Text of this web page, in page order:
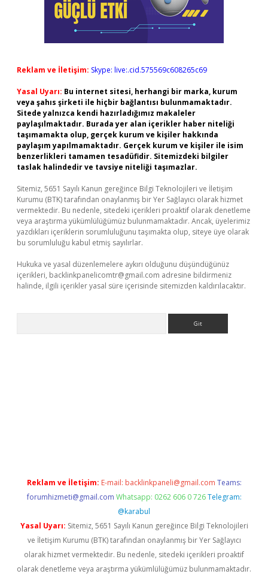
Reklam ve İletişim: Skype: live:.cid.575569c608265c69
Yasal Uyarı: Bu internet sitesi, herhangi bir marka, kurum
veya şahıs şirketi ile hiçbir bağlantısı bulunmamaktadır.
Sitede yalnızca kendi hazırladığımız makaleler
paylaşılmaktadır. Burada yer alan içerikler haber niteliği
taşımamakta olup, gerçek kurum ve kişiler hakkında
paylaşım yapılmamaktadır. Gerçek kurum ve kişiler ile isim
benzerlikleri tamamen tesadüfidir. Sitemizdeki bilgiler
taslak halindedir ve tavsiye niteliği taşımazlar.
Sitemiz, 5651 Sayılı Kanun gereğince Bilgi Teknolojileri ve İletişim
Kurumu (BTK) tarafından onaylanmış bir Yer Sağlayıcı olarak hizmet
vermektedir. Bu nedenle, sitedeki içerikleri proaktif olarak denetleme
veya araştırma yükümlülüğümüz bulunmamaktadır. Ancak, üyelerimiz
yazdıkları içeriklerin sorumluluğunu taşımakta olup, siteye üye olarak
bu sorumluluğu kabul etmiş sayılırlar.
Hukuka ve yasal düzenlemelere aykırı olduğunu düşündüğünüz
içerikleri, backlinkpanelicomtr@gmail.com adresine bildirmeniz
halinde, ilgili içerikler yasal süre içerisinde sitemizden kaldırılacaktır.
Reklam ve İletişim: E-mail: backlinkpaneli@gmail.com Teams:
forumhizmeti@gmail.com Whatsapp: 0262 606 0 726 Telegram:
@karabul
Yasal Uyarı: Sitemiz, 5651 Sayılı Kanun gereğince Bilgi Teknolojileri
ve İletişim Kurumu (BTK) tarafından onaylanmış bir Yer Sağlayıcı
olarak hizmet vermektedir. Bu nedenle, sitedeki içerikleri proaktif
olarak denetleme veya araştırma yükümlülüğümüz bulunmamaktadır.